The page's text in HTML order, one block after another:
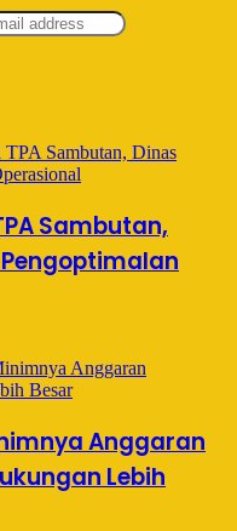
Sambutan,
Pengoptimalan
Anggaran
Lebih